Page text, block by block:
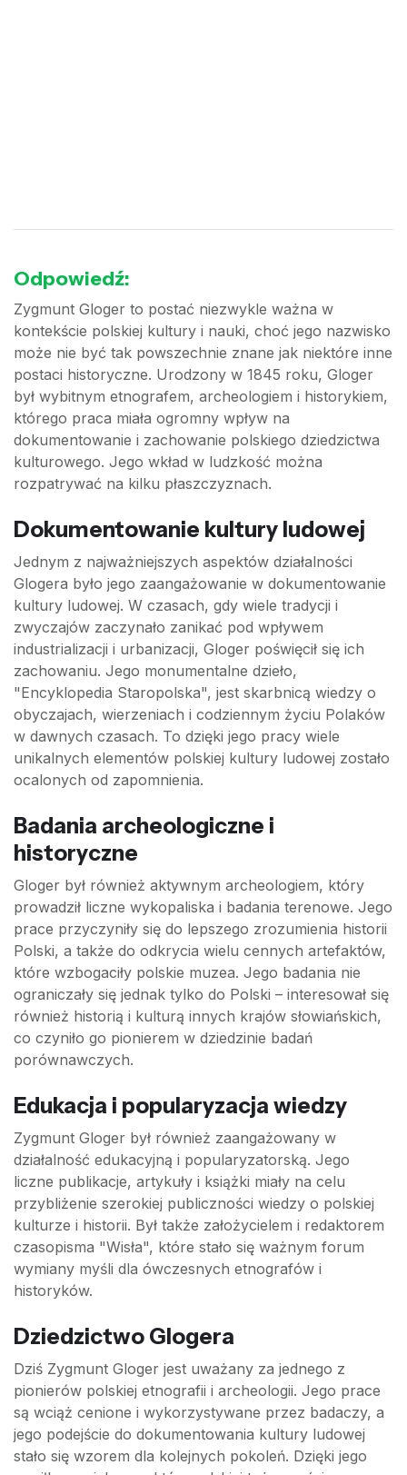
Odpowiedź:
Zygmunt Gloger to postać niezwykle ważna w
kontekście polskiej kultury i nauki, choć jego nazwisko
może nie być tak powszechnie znane jak niektóre inne
postaci historyczne. Urodzony w 1845 roku, Gloger
był wybitnym etnografem, archeologiem i historykiem,
którego praca miała ogromny wpływ na
dokumentowanie i zachowanie polskiego dziedzictwa
kulturowego. Jego wkład w ludzkość można
rozpatrywać na kilku płaszczyznach.
Dokumentowanie kultury ludowej
Jednym z najważniejszych aspektów działalności
Glogera było jego zaangażowanie w dokumentowanie
kultury ludowej. W czasach, gdy wiele tradycji i
zwyczajów zaczynało zanikać pod wpływem
industrializacji i urbanizacji, Gloger poświęcił się ich
zachowaniu. Jego monumentalne dzieło,
"Encyklopedia Staropolska", jest skarbnicą wiedzy o
obyczajach, wierzeniach i codziennym życiu Polaków
w dawnych czasach. To dzięki jego pracy wiele
unikalnych elementów polskiej kultury ludowej zostało
ocalonych od zapomnienia.
Badania archeologiczne i
historyczne
Gloger był również aktywnym archeologiem, który
prowadził liczne wykopaliska i badania terenowe. Jego
prace przyczyniły się do lepszego zrozumienia historii
Polski, a także do odkrycia wielu cennych artefaktów,
które wzbogaciły polskie muzea. Jego badania nie
ograniczały się jednak tylko do Polski – interesował się
również historią i kulturą innych krajów słowiańskich,
co czyniło go pionierem w dziedzinie badań
porównawczych.
Edukacja i popularyzacja wiedzy
Zygmunt Gloger był również zaangażowany w
działalność edukacyjną i popularyzatorską. Jego
liczne publikacje, artykuły i książki miały na celu
przybliżenie szerokiej publiczności wiedzy o polskiej
kulturze i historii. Był także założycielem i redaktorem
czasopisma "Wisła", które stało się ważnym forum
wymiany myśli dla ówczesnych etnografów i
historyków.
Dziedzictwo Glogera
Dziś Zygmunt Gloger jest uważany za jednego z
pionierów polskiej etnografii i archeologii. Jego prace
są wciąż cenione i wykorzystywane przez badaczy, a
jego podejście do dokumentowania kultury ludowej
stało się wzorem dla kolejnych pokoleń. Dzięki jego